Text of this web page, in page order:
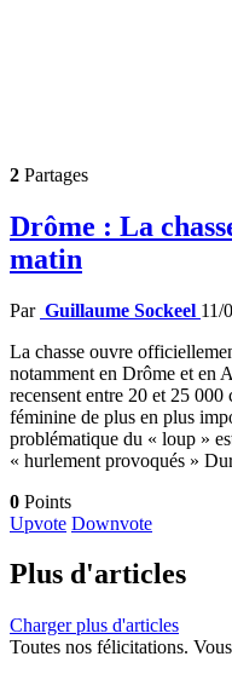
2 Partages
Drôme : La
matin
Par Guillaume Sockeel 11/
La chasse ouvre
notamment en Drôme et en
recensent entre 20 et 25 000
féminine de plus en plus
problématique du « loup »
« hurlement provoqués »
0 Points
Upvote Downvote
Plus d'articles
Charger plus d'articles
Toutes nos félicitations.